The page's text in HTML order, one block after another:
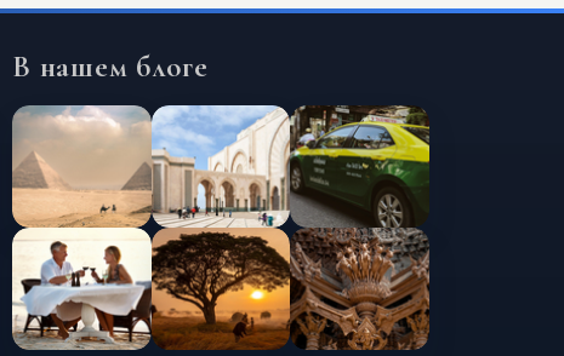
В нашем блоге